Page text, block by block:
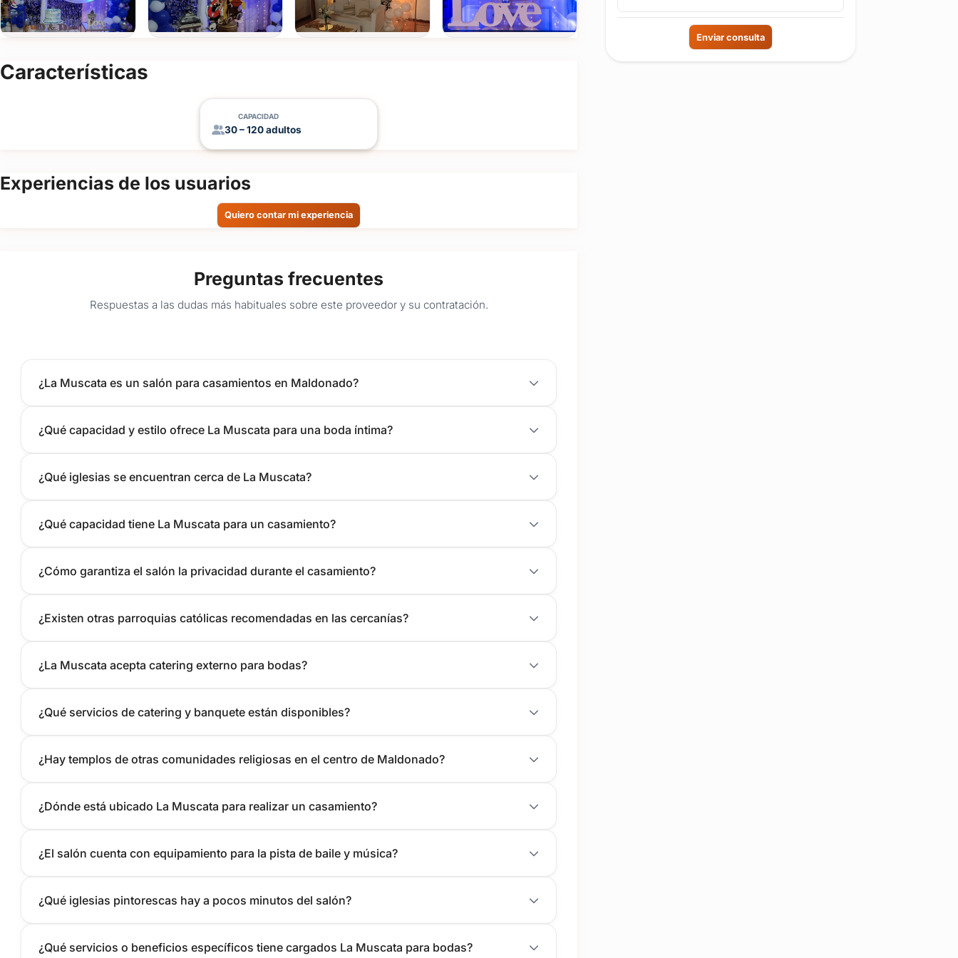
Características
CAPACIDAD
30 – 120 adultos
Experiencias de los usuarios
Quiero contar mi experiencia
Preguntas frecuentes
Respuestas a las dudas más habituales sobre este proveedor y su contratación.
¿La Muscata es un salón para casamientos en Maldonado?
¿Qué capacidad y estilo ofrece La Muscata para una boda íntima?
¿Qué iglesias se encuentran cerca de La Muscata?
¿Qué capacidad tiene La Muscata para un casamiento?
¿Cómo garantiza el salón la privacidad durante el casamiento?
¿Existen otras parroquias católicas recomendadas en las cercanías?
¿La Muscata acepta catering externo para bodas?
¿Qué servicios de catering y banquete están disponibles?
¿Hay templos de otras comunidades religiosas en el centro de Maldonado?
¿Dónde está ubicado La Muscata para realizar un casamiento?
¿El salón cuenta con equipamiento para la pista de baile y música?
¿Qué iglesias pintorescas hay a pocos minutos del salón?
¿Qué servicios o beneficios específicos tiene cargados La Muscata para bodas?
Enviar consulta